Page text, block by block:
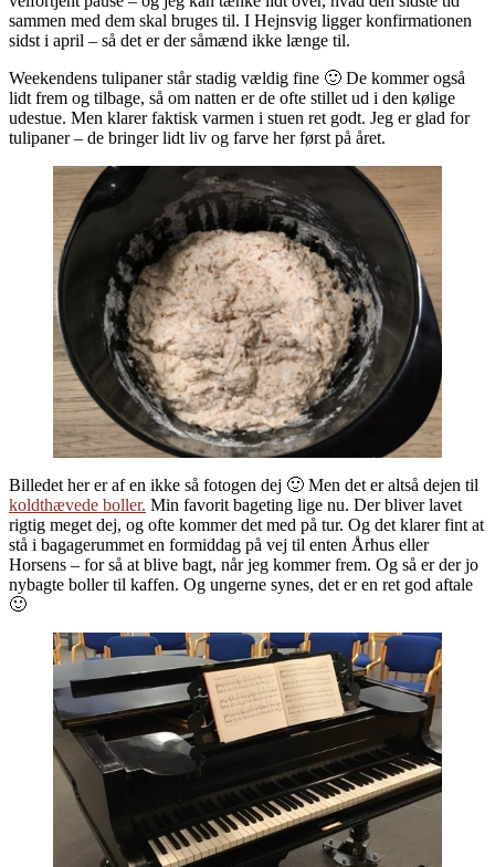
sammen med dem skal bruges til. I Hejnsvig ligger konfirmationen
sidst i april – så det er der såmænd ikke længe til.
Weekendens tulipaner står stadig vældig fine 🙂 De kommer også
lidt frem og tilbage, så om natten er de ofte stillet ud i den kølige
udestue. Men klarer faktisk varmen i stuen ret godt. Jeg er glad for
tulipaner – de bringer lidt liv og farve her først på året.
Billedet her er af en ikke så fotogen dej 🙂 Men det er altså dejen til
koldthævede boller. Min favorit bageting lige nu. Der bliver lavet
rigtig meget dej, og ofte kommer det med på tur. Og det klarer fint at
stå i bagagerummet en formiddag på vej til enten Århus eller
Horsens – for så at blive bagt, når jeg kommer frem. Og så er der jo
nybagte boller til kaffen. Og ungerne synes, det er en ret god aftale
🙂